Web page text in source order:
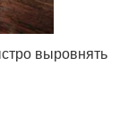
выровнять